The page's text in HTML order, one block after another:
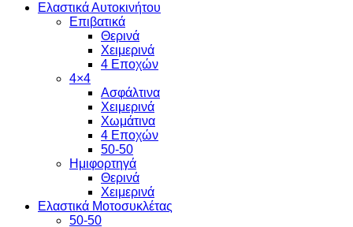
Ελαστικά Αυτοκινήτου
Επιβατικά
Θερινά
Χειμερινά
4 Εποχών
4×4
Ασφάλτινα
Χειμερινά
Χωμάτινα
4 Εποχών
50-50
Ημιφορτηγά
Θερινά
Χειμερινά
Ελαστικά Μοτοσυκλέτας
50-50